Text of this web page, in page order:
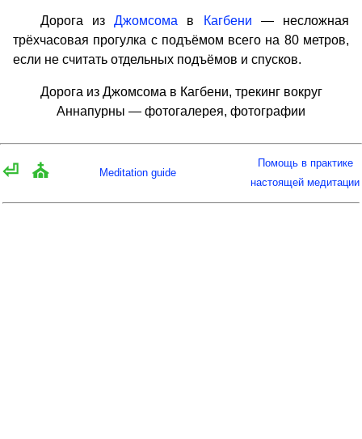
Дорога изДжомсома в Кагбени — несложная
трёхчасовая прогулка с подъёмом всего на 80 метров,
если не считать отдельных подъёмов и спусков.
Дорога из Джомсома в Кагбени, трекинг вокруг
Аннапурны — фотогалерея, фотографии
⏎ ⛪ Meditation guide
Помощь в практике
настоящей медитации